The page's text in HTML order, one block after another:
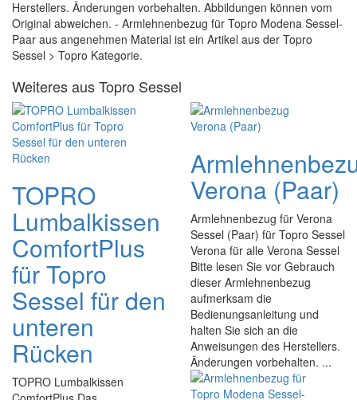
Herstellers. Änderungen vorbehalten. Abbildungen können vom
Original abweichen. - Armlehnenbezug für Topro Modena Sessel-
Paar aus angenehmen Material ist ein Artikel aus der Topro
Sessel > Topro Kategorie.
Weiteres aus Topro Sessel
TOPRO
Lumbalkissen
ComfortPlus
für Topro
Sessel für den
unteren
Rücken
TOPRO Lumbalkissen
Verona (Paar)
Armlehnenbezug für Verona
Sessel (Paar) für Topro Sessel
Verona für alle Verona Sessel
Bitte lesen Sie vor Gebrauch
dieser Armlehnenbezug
aufmerksam die
Bedienungsanleitung und
halten Sie sich an die
Anweisungen des Herstellers.
Änderungen vorbehalten. ...